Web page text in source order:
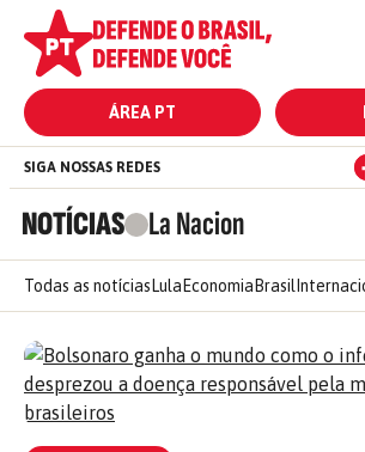
ÁREA PT
NOTÍCIAS La Nacion
SIGA NOSSAS REDES
Todas as notícias Lula Economia Brasil